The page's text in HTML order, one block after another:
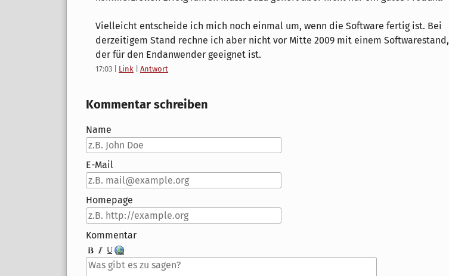
Vielleicht entscheide ich mich noch einmal um, wenn die Software fertig ist. Bei
derzeitigem Stand rechne ich aber nicht vor Mitte 2009 mit einem Softwarestand,
der für den Endanwender geeignet ist.
17:03 Link Antwort
Kommentar schreiben
Name
E-Mail
Homepage
Kommentar